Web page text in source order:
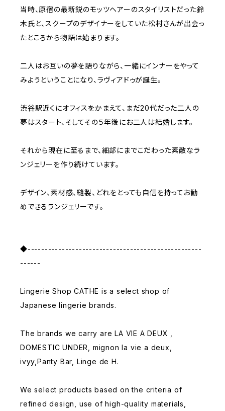
当時、原宿の最新鋭のモッツヘアーのスタイリストだった鈴
木氏と、スクープのデザイナーをしていた松村さんが出会っ
たところから物語は始まります。
二人はお互いの夢を語りながら、一緒にインナーをやって
みようということになり、ラヴィアドゥが誕生。
渋谷駅近くにオフィスをかまえて、まだ20代だった二人の
夢はスタート、そしてその５年後にお二人は結婚します。
それから現在に至るまで、細部にまでこだわった素敵なラ
ンジェリーを作り続けています。
デザイン、素材感、縫製、どれをとっても自信を持ってお勧
めできるランジェリーです。
◆---------------------------------------------------
------
Lingerie Shop CATHE is a select shop of
Japanese lingerie brands.
The brands we carry are LA VIE A DEUX ,
DOMESTIC UNDER, mignon la vie a deux,
ivyy,Panty Bar, Linge de H.
We select products based on the criteria of
refined design, use of high-quality materials,